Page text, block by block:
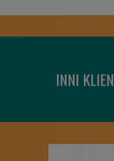
INNI